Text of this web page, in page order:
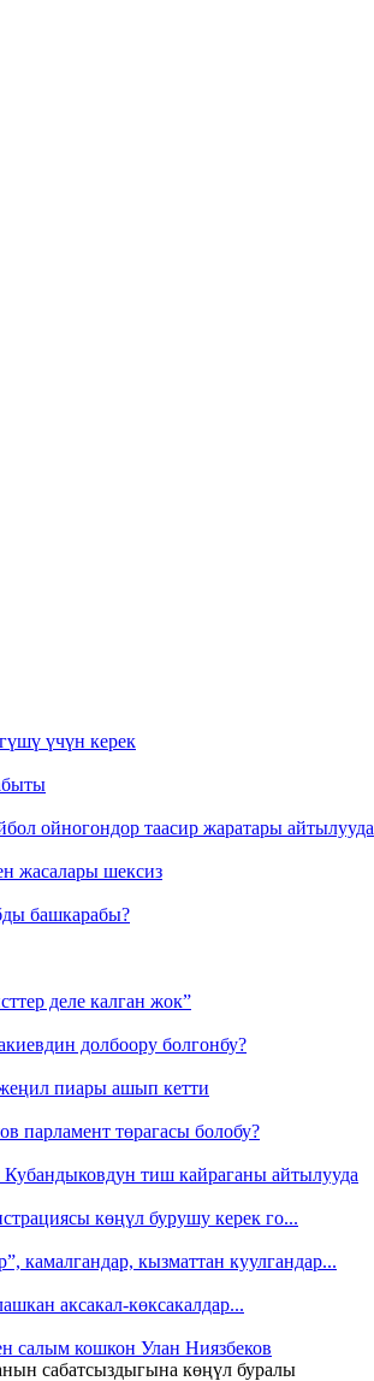
үчүн керек
ойногондор таасир жаратары айтылууда
жасалары шексиз
башкарабы?
деле калган жок”
долбоору болгонбу?
пиары ашып кетти
парламент төрагасы болобу?
тиш кайраганы айтылууда
көңүл бурушу керек го...
камалгандар, кызматтан куулгандар...
аксакал-көксакалдар...
салым кошкон Улан Ниязбеков
сабатсыздыгына көңүл буралы